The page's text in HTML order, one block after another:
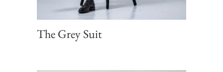
The Grey Suit